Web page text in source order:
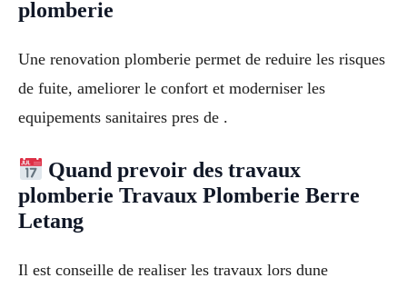
plomberie
Une renovation plomberie permet de reduire les risques
de fuite, ameliorer le confort et moderniser les
equipements sanitaires pres de .
Quand prevoir des travaux
plomberie Travaux Plomberie Berre
Letang
Il est conseille de realiser les travaux lors dune